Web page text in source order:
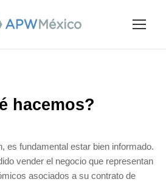
hacemos?
es fundamental estar bien informado.
vender el negocio que representan
asociados a su contrato de